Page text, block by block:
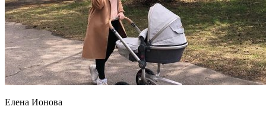
Елена Ионова